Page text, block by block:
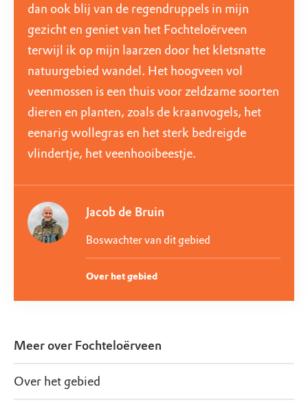
dan ook blij van de regendruppels in mijn
gezicht en geniet van het Fochteloërveen
terwijl ik op mijn laarzen door het kletsnatte
natuurgebied wandel. Het hoogveen vol
veenmossen is een thuis voor zeldzame soorten
dieren en planten, zoals de kraanvogels, het
eenarig wollegras en het sterk bedreigde
vlindertje, het veenhooibeestje.
Jacob de Bruin
Boswachter van dit gebied
Over het gebied
Meer over Fochteloërveen
Over het gebied